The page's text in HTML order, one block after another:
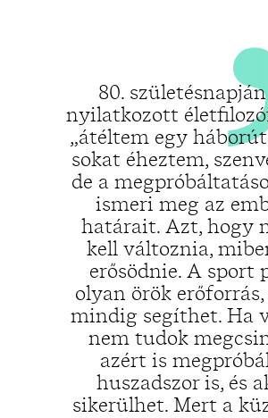
80.
nyilatkozott
„átéltem egy
sokat éheztem,
de a
ismeri meg az
határait. Azt, hogy
kell változnia,
erősödnie. A sport
olyan örök
mindig segíthet. Ha
nem tudok
azért is
huszadszor is, és
sikerülhet. Mert a